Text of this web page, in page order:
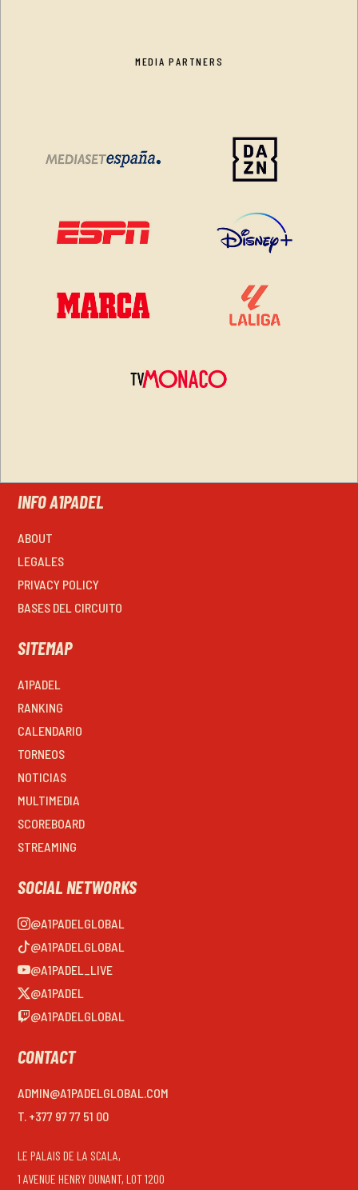
MEDIA PARTNERS
INFO A1PADEL
ABOUT
LEGALES
PRIVACY POLICY
BASES DEL CIRCUITO
SITEMAP
A1PADEL
RANKING
CALENDARIO
TORNEOS
NOTICIAS
MULTIMEDIA
SCOREBOARD
STREAMING
SOCIAL NETWORKS
@A1PADELGLOBAL
@A1PADELGLOBAL
@A1PADEL_LIVE
@A1PADEL
@A1PADELGLOBAL
CONTACT
ADMIN@A1PADELGLOBAL.COM
T. +377 97 77 51 00
LE PALAIS DE LA SCALA,
1 AVENUE HENRY DUNANT, LOT 1200